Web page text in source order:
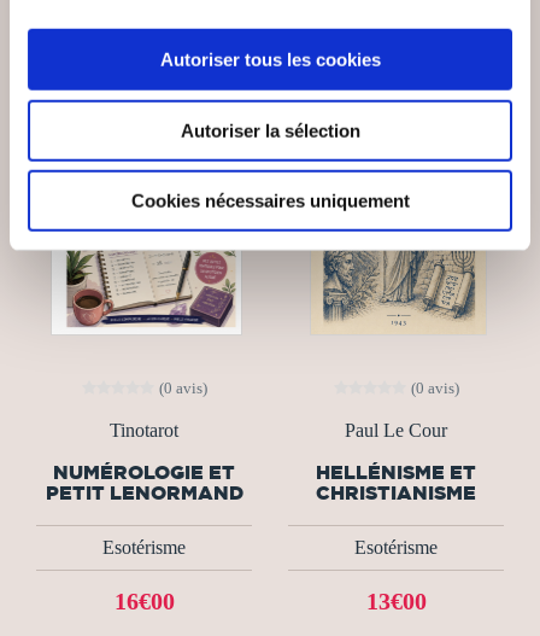
Autoriser tous les cookies
Autoriser la sélection
Cookies nécessaires uniquement
(0 avis)
Tinotarot
NUMÉROLOGIE ET
PETIT LENORMAND
Esotérisme
16€00
(0 avis)
Paul Le Cour
HELLÉNISME ET
CHRISTIANISME
Esotérisme
13€00